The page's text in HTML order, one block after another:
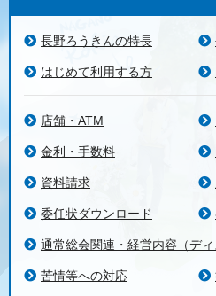
長野ろうきんの特長
はじめて利用する方
店舗・ATM
金利・手数料
資料請求
委任状ダウンロード
通常総会関連・経営内容（ディ
苦情等への対応